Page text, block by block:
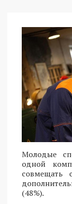
Молодые
одной
совмещать
(48%).